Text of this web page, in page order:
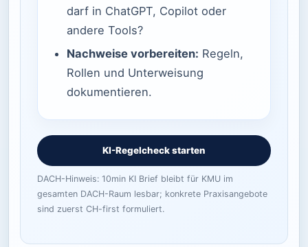
darf in ChatGPT, Copilot oder
andere Tools?
Nachweise vorbereiten: Regeln,
Rollen und Unterweisung
dokumentieren.
KI-Regelcheck starten
DACH-Hinweis: 10min KI Brief bleibt für KMU im
gesamten DACH-Raum lesbar; konkrete Praxisangebote
sind zuerst CH-first formuliert.